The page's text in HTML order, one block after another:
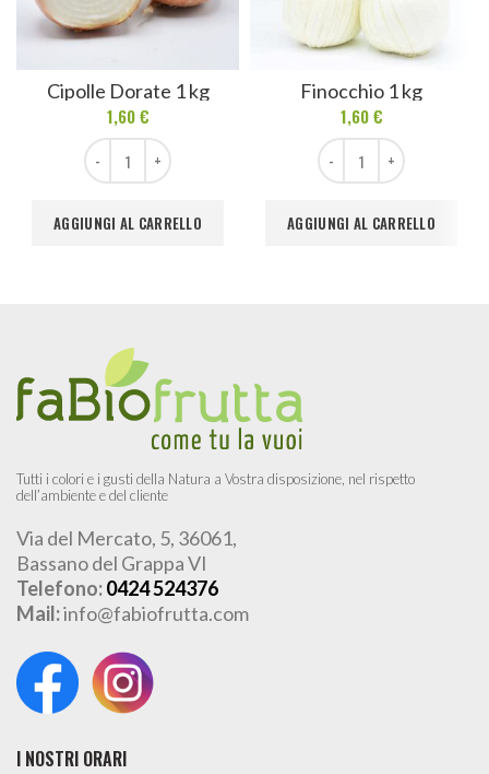
Cipolle Dorate 1 kg
1,60€
Cipolle Dorate 1 kg quantità
AGGIUNGI AL CARRELLO
Finocchio 1 kg
1,60€
Finocchio 1 kg quantità
AGGIUNGI AL CARRELLO
Tutti i colori e i gusti della Natura a Vostra disposizione, nel rispetto
dell’ambiente e del cliente
Via del Mercato, 5, 36061,
Bassano del Grappa VI
Telefono:0424 524376
Mail:info@fabiofrutta.com
I NOSTRI ORARI